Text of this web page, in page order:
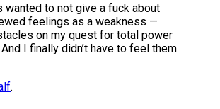
wanted to not give a fuck about
feelings as a weakness —
on my quest for total power
I finally didn’t have to feel them
.